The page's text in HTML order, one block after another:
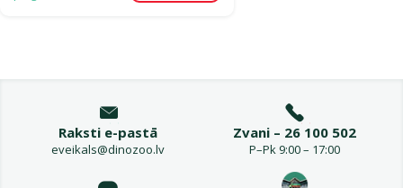
Raksti e-pastā
eveikals@dinozoo.lv
Zvani – 26 100 502
P–Pk 9:00 – 17:00